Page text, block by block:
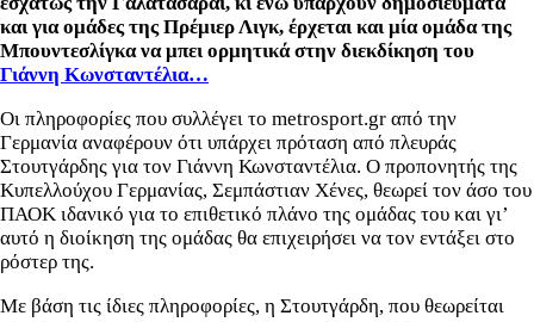
και για ομάδες της Πρέμιερ Λιγκ, έρχεται και μία ομάδα της
Μπουντεσλίγκα να μπει ορμητικά στην διεκδίκηση του
Γιάννη Κωνσταντέλια…
Οι πληροφορίες που συλλέγει το metrosport.gr από την
Γερμανία αναφέρουν ότι υπάρχει πρόταση από πλευράς
Στουτγάρδης για τον Γιάννη Κωνσταντέλια. Ο προπονητής της
Κυπελλούχου Γερμανίας, Σεμπάστιαν Χένες, θεωρεί τον άσο του
ΠΑΟΚ ιδανικό για το επιθετικό πλάνο της ομάδας του και γι’
αυτό η διοίκηση της ομάδας θα επιχειρήσει να τον εντάξει στο
ρόστερ της.
Με βάση τις ίδιες πληροφορίες, η Στουτγάρδη, που θεωρείται